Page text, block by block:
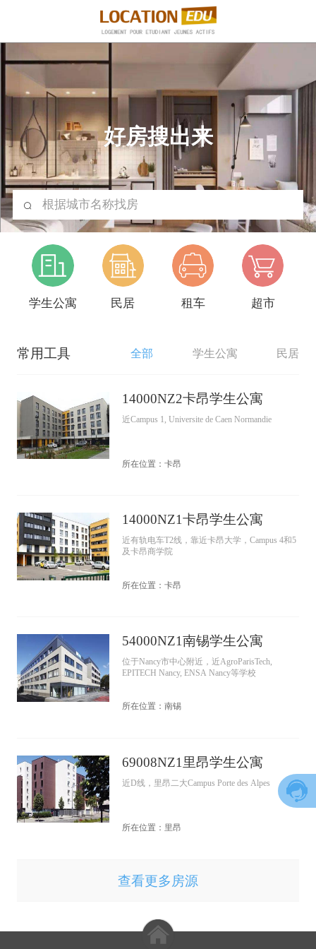
好房搜出来
根据城市名称找房
学生公寓 民居 租车 超市
常用工具 全部 学生公寓 民居
14000NZ2卡昂学生公寓
近Campus 1, Universite de Caen Normandie
所在位置：卡昂
14000NZ1卡昂学生公寓
近有轨电车T2线，靠近卡昂大学，Campus 4和5
及卡昂商学院
所在位置：卡昂
54000NZ1南锡学生公寓
位于Nancy市中心附近，近AgroParisTech,
EPITECH Nancy, ENSA Nancy等学校
所在位置：南锡
69008NZ1里昂学生公寓
近D线，里昂二大Campus Porte des Alpes
所在位置：里昂
查看更多房源